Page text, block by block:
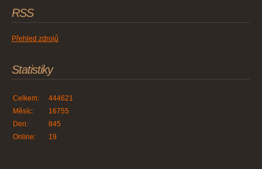
RSS
Přehled zdrojů
Statistiky
Online: 19
Celkem:
444621
Měsíc:
16755
Den:
845